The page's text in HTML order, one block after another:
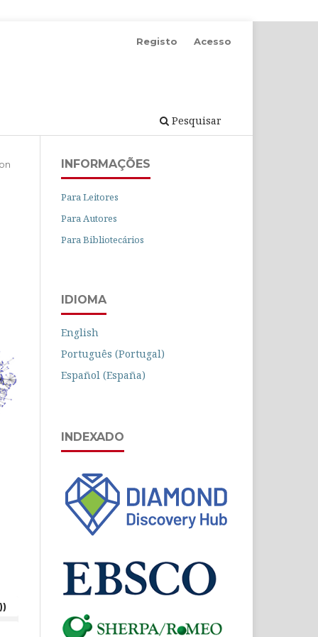
Pesquisar
Registo Acesso
INFORMAÇÕES
Para Leitores
Para Autores
Para Bibliotecários
IDIOMA
English
Português (Portugal)
Español (España)
INDEXADO